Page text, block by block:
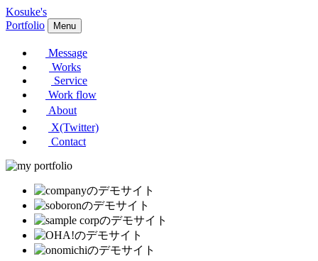
Kosuke's
Portfolio
Menu
Message
Works
Service
Work flow
About
X(Twitter)
Contact